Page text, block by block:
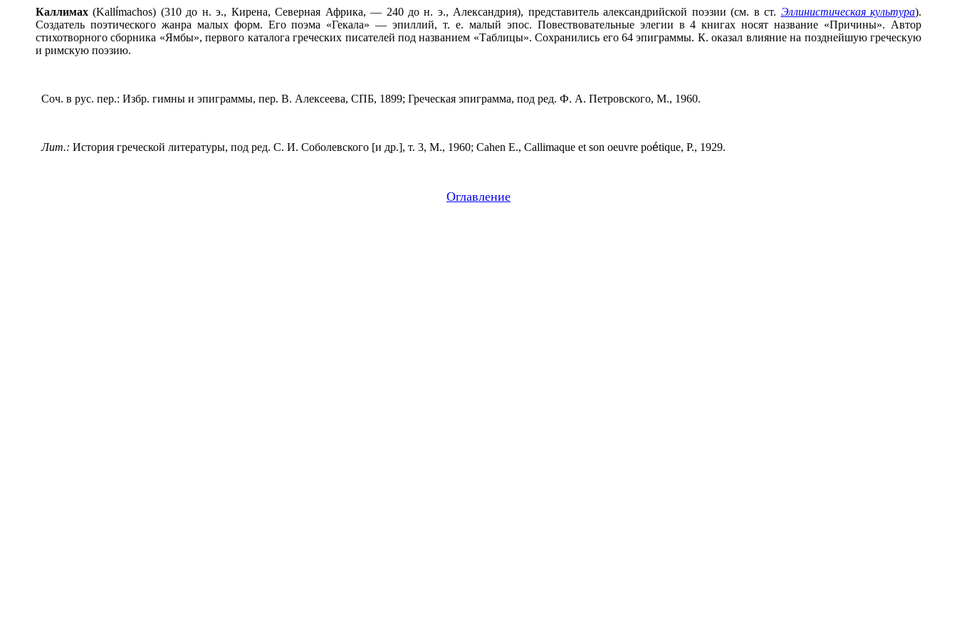
Каллимах (Kallímachos) (310 до н. э., Кирена, Северная Африка, — 240 до н. э., Александрия), представитель александрийской поэзии (см. в ст. Эллинистическая культура).
Создатель поэтического жанра малых форм. Его поэма «Гекала» — эпиллий, т. е. малый эпос. Повествовательные элегии в 4 книгах носят название «Причины». Автор
стихотворного сборника «Ямбы», первого каталога греческих писателей под названием «Таблицы». Сохранились его 64 эпиграммы. К. оказал влияние на позднейшую греческую
и римскую поэзию.
Соч. в рус. пер.: Избр. гимны и эпиграммы, пер. В. Алексеева, СПБ, 1899; Греческая эпиграмма, под ред. Ф. А. Петровского, М., 1960.
Лит.: История греческой литературы, под ред. С. И. Соболевского [и др.], т. 3, М., 1960; Cahen E., Callimaque et son oeuvre poétique, P., 1929.
Оглавление